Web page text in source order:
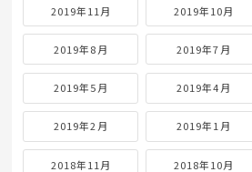
2019年11月 2019年10月
2019年8月 2019年7月
2019年5月 2019年4月
2019年2月 2019年1月
2018年11月 2018年10月